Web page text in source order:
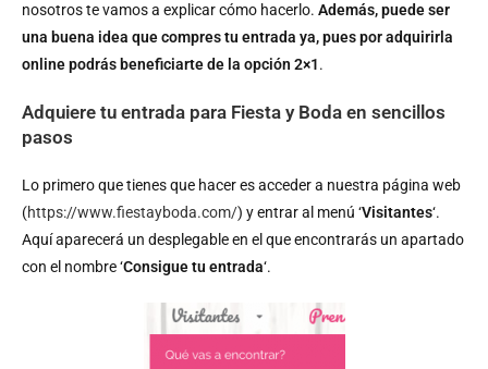
nosotros te vamos a explicar cómo hacerlo. Además, puede ser
una buena idea que compres tu entrada ya, pues por adquirirla
online podrás beneficiarte de la opción 2×1.
Adquiere tu entrada para Fiesta y Boda en sencillos
pasos
Lo primero que tienes que hacer es acceder a nuestra página web
(https://www.fiestayboda.com/) y entrar al menú ‘Visitantes‘.
Aquí aparecerá un desplegable en el que encontrarás un apartado
con el nombre ‘Consigue tu entrada‘.